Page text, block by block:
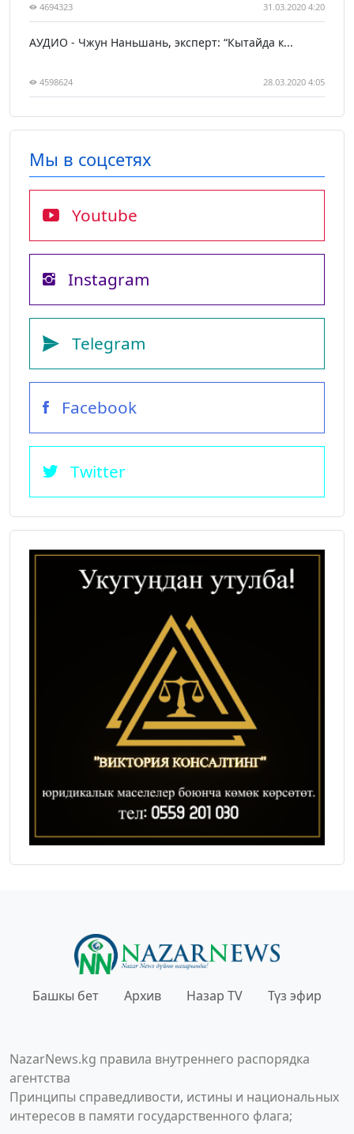
4694323 31.03.2020 4:20
АУДИО - Чжун Наньшань, эксперт: “Кытайда к...
4598624 28.03.2020 4:05
Мы в соцсетях
Youtube
Instagram
Telegram
Facebook
Twitter
Башкы бет Архив Назар TV Түз эфир
NazarNews.kg правила внутреннего распорядка
агентства
Принципы справедливости, истины и национальных
интересов в памяти государственного флага;